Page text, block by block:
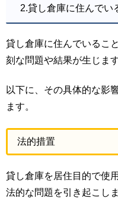
2.貸し倉庫に住んでい
貸し倉庫に住んでいるこ
刻な問題や結果が生じます
以下に、その具体的な影
ます。
法的措置
貸し倉庫を居住目的で使
法的な問題を引き起こしま